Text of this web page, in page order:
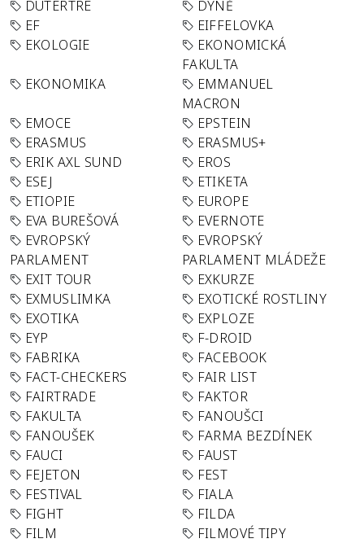
DUTERTRE
DÝNĚ
EF
EIFFELOVKA
EKOLOGIE
EKONOMICKÁ
FAKULTA
EKONOMIKA
EMMANUEL
MACRON
EMOCE
EPSTEIN
ERASMUS
ERASMUS+
ERIK AXL SUND
EROS
ESEJ
ETIKETA
ETIOPIE
EUROPE
EVA BUREŠOVÁ
EVERNOTE
EVROPSKÝ
PARLAMENT
EVROPSKÝ
PARLAMENT MLÁDEŽE
EXIT TOUR
EXKURZE
EXMUSLIMKA
EXOTICKÉ ROSTLINY
EXOTIKA
EXPLOZE
EYP
F-DROID
FABRIKA
FACEBOOK
FACT-CHECKERS
FAIR LIST
FAIRTRADE
FAKTOR
FAKULTA
FANOUŠCI
FANOUŠEK
FARMA BEZDÍNEK
FAUCI
FAUST
FEJETON
FEST
FESTIVAL
FIALA
FIGHT
FILDA
FILM
FILMOVÉ TIPY